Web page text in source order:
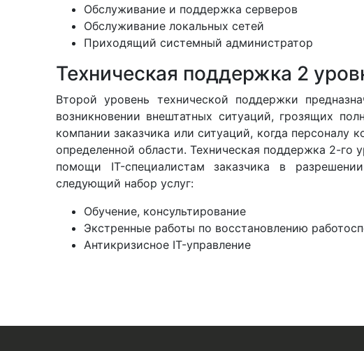
Обслуживание и поддержка серверов
Обслуживание локальных сетей
Приходящий системный администратор
Техническая поддержка 2
Второй уровень технической поддержки
возникновении внештатных ситуаций, грозящих
компании заказчика или ситуаций, когда персоналу
определенной области. Техническая поддержка 2-го
помощи IT-специалистам заказчика в
следующий набор услуг:
Обучение, консультирование
Экстренные работы по восстановлению
Антикризисное IT-управление